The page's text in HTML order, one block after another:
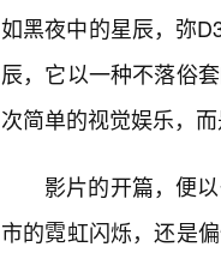
如黑夜中的星辰，弥
辰，它以一种不落俗
次简单的视觉娱乐，
影片的开篇，便
市的霓虹闪烁，还是